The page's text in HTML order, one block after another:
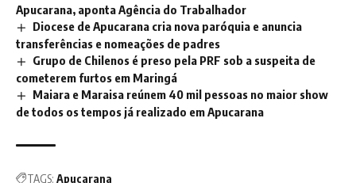
Apucarana, aponta Agência do Trabalhador
Diocese de Apucarana cria nova paróquia e anuncia
transferências e nomeações de padres
Grupo de Chilenos é preso pela PRF sob a suspeita de
cometerem furtos em Maringá
Maiara e Maraisa reúnem 40 mil pessoas no maior show
de todos os tempos já realizado em Apucarana
TAGS: Apucarana